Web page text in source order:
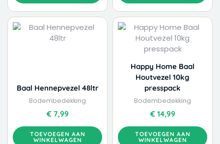
Baal Hennepvezel 48ltr
Bodembedekking
€7,99
TOEVOEGEN AAN
WINKELWAGEN
Happy Home Baal
Houtvezel 10kg
presspack
Bodembedekking
€14,99
TOEVOEGEN AAN
WINKELWAGEN